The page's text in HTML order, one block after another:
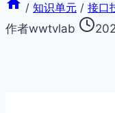
/ 知识单元 / 接口
作者wwtvlab